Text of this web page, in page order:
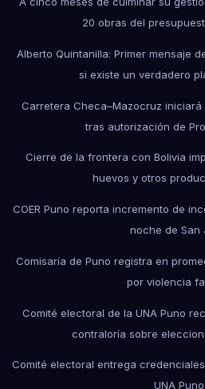
20 obras del
Alberto Quintanilla: Primer mensaje
si existe un verdadero
Carretera Checa–Mazocruz
tras autorización de
Cierre de la frontera con Bolivia
huevos y otros
COER Puno reporta incremento de
noche de San
Comisaría de Puno registra en
por violencia
Comité electoral de la UNA Puno
contraloría sobre
Comité electoral entrega
UNA Puno